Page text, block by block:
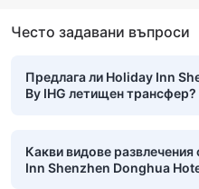
Често задавани въпроси
Предлага ли Holiday Inn
By IHG летищен трансфер?
Какви видове развлечения
Inn Shenzhen Donghua